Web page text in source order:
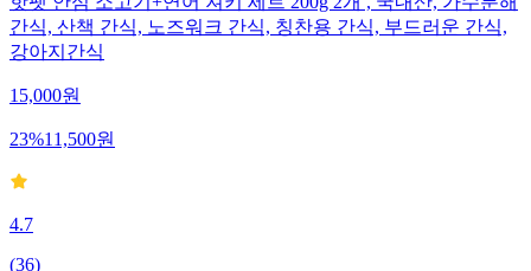
간식, 산책 간식, 노즈워크 간식, 칭찬용 간식, 부드러운 간식,
강아지간식
15,000원
23%11,500원
4.7
(36)